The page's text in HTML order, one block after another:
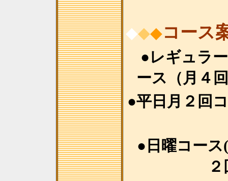
◆◆◆コース
●レギュラ
ース（月４
●平日月２回
●日曜コース